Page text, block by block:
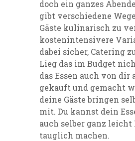
doch ein ganzes
gibt verschiedene
Gäste kulinarisch zu
kostenintensivere
dabei sicher, Catering
Lieg das im Budget
das Essen auch von dir
gekauft und gemacht
deine Gäste bringen
mit. Du kannst dein
auch selber ganz leicht
tauglich machen.